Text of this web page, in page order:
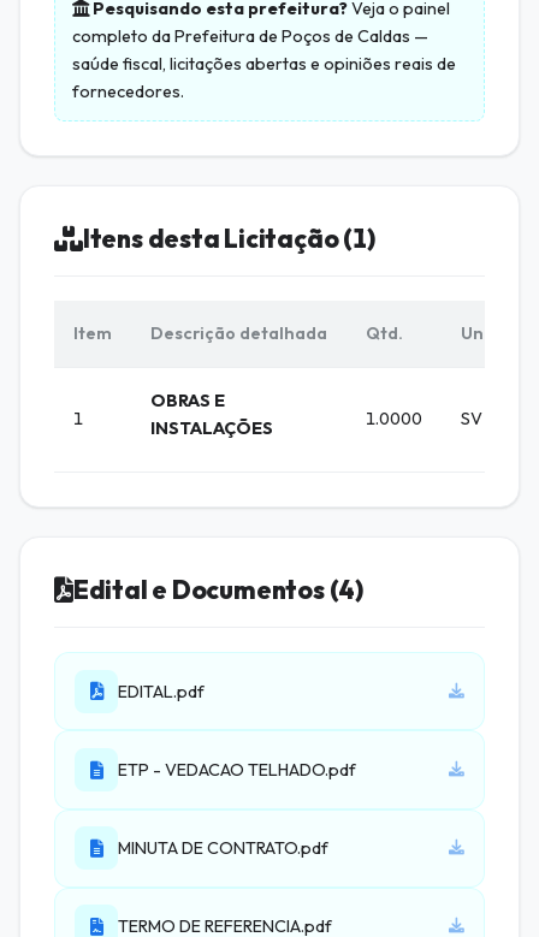
Pesquisando esta prefeitura?Veja o painel
completo daPrefeitura de Poços de Caldas —
saúde fiscal, licitações abertas e opiniões reais de
fornecedores.
Itens desta Licitação (1)
Item Descrição detalhada Qtd. Unid.
1
OBRAS E
INSTALAÇÕES
1.0000 SV
Edital e Documentos (4)
EDITAL.pdf
ETP - VEDACAO TELHADO.pdf
MINUTA DE CONTRATO.pdf
TERMO DE REFERENCIA.pdf